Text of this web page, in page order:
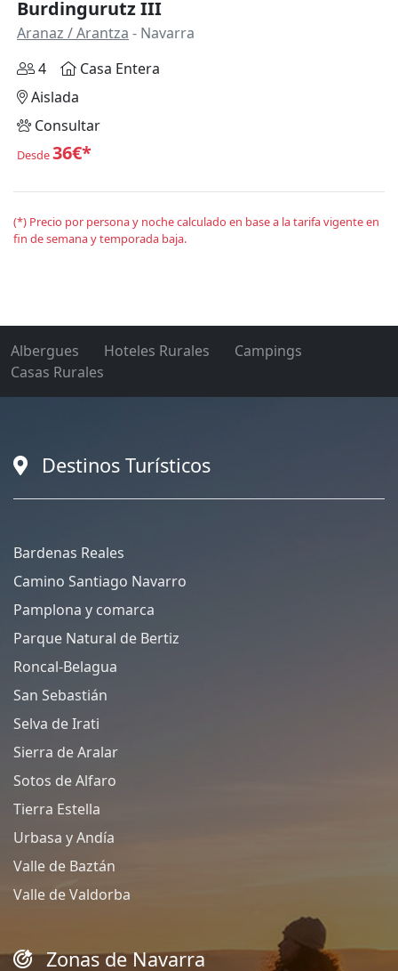
Burdingurutz III
Aranaz / Arantza - Navarra
4
Casa Entera
Aislada
Consultar
Desde36€*
(*) Precio por persona y noche calculado en base a la tarifa vigente en
fin de semana y temporada baja.
Albergues Hoteles Rurales
Campings
Casas Rurales
Destinos Turísticos
Bardenas Reales
Camino Santiago Navarro
Pamplona y comarca
Parque Natural de Bertiz
Roncal-Belagua
San Sebastián
Selva de Irati
Sierra de Aralar
Sotos de Alfaro
Tierra Estella
Urbasa y Andía
Valle de Baztán
Valle de Valdorba
Zonas de Navarra